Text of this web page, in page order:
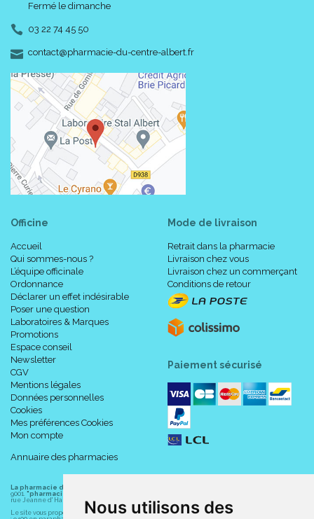
Nous utilisons des
Fermé le dimanche
03 22 74 45 50
contact-
@-
pharmacie-du-centre-albert.fr
Officine
Accueil
Qui sommes-nous ?
L’équipe officinale
Ordonnance
Déclarer un effet indésirable
Poser une question
Laboratoires & Marques
Promotions
Espace conseil
Newsletter
CGV
Mentions légales
Données personnelles
Cookies
Mes préférences Cookies
Mon compte
Annuaire des pharmacies
Mode de livraison
Retrait dans la pharmacie
Livraison chez vous
Livraison chez un commerçant
Conditions de retour
Paiement sécurisé
La pharmacie du centre à Albert
9001. "pharmacie-du-centre-albert.fr "
rue Jeanne d' Harcourt, 80300 Albert.
Le site vous propose un large choix de plus de 11000 références, au prix les plus bas possible